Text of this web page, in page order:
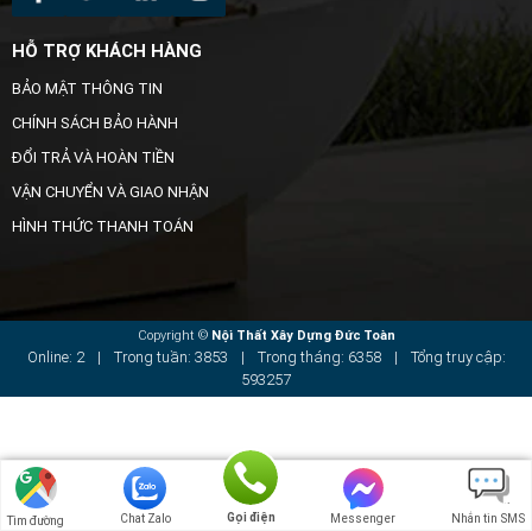
HỖ TRỢ KHÁCH HÀNG
BẢO MẬT THÔNG TIN
CHÍNH SÁCH BẢO HÀNH
ĐỔI TRẢ VÀ HOÀN TIỀN
VẬN CHUYỂN VÀ GIAO NHẬN
HÌNH THỨC THANH TOÁN
Copyright © Nội Thất Xây Dựng Đức Toàn
Online: 2 | Trong tuần: 3853 | Trong tháng: 6358 |
Tổng truy cập:
593257
Tìm đường Chat Zalo Gọi điện Messenger Nhắn tin SMS